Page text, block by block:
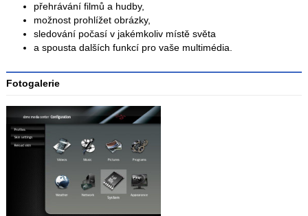
přehrávání filmů a hudby,
možnost prohlížet obrázky,
sledování počasí v jakémkoliv místě světa
a spousta dalších funkcí pro vaše multimédia.
Fotogalerie